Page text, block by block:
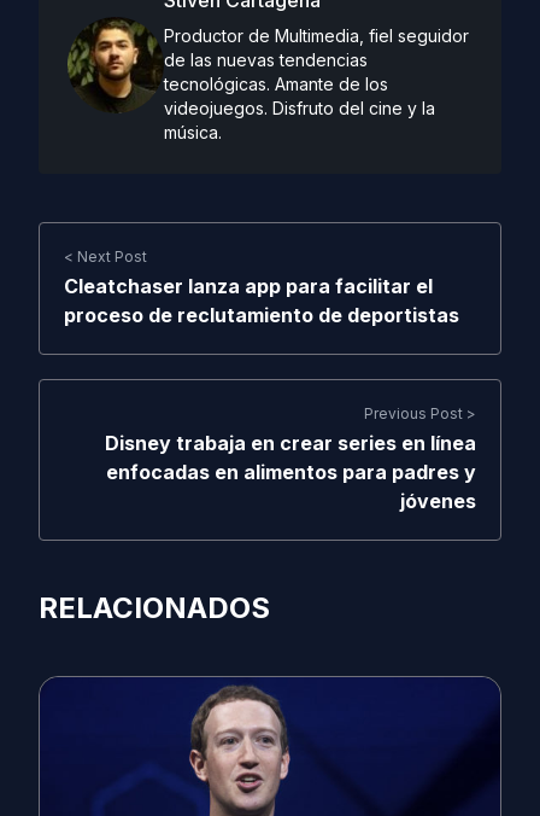
Productor de Multimedia, fiel seguidor
de las nuevas tendencias
tecnológicas. Amante de los
videojuegos. Disfruto del cine y la
música.
< Next Post
Cleatchaser lanza app para facilitar el
proceso de reclutamiento de deportistas
Previous Post >
Disney trabaja en crear series en línea
enfocadas en alimentos para padres y
jóvenes
RELACIONADOS